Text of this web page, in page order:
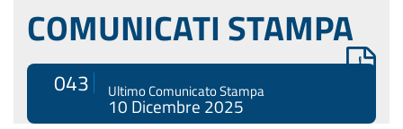
COMUNICATI STAMPA
043 Ultimo Comunicato Stampa
10 Dicembre 2025